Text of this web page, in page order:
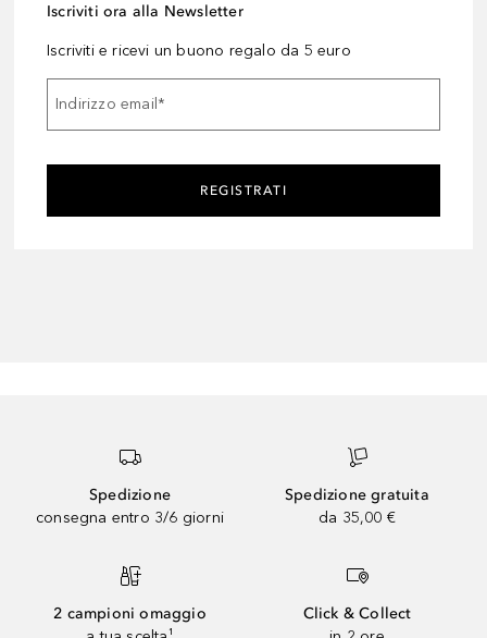
Iscriviti ora alla Newsletter
Iscriviti e ricevi un buono regalo da 5 euro
Indirizzo email*
REGISTRATI
Spedizione
consegna entro 3/6 giorni
Spedizione gratuita
da 35,00 €
2 campioni omaggio
Click & Collect